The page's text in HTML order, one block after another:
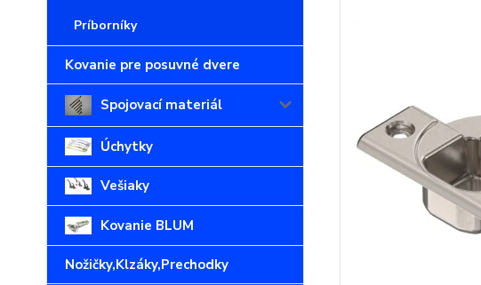
Príborníky
Kovanie pre posuvné dvere
Spojovací materiál
Úchytky
Vešiaky
Kovanie BLUM
Nožičky,Klzáky,Prechodky